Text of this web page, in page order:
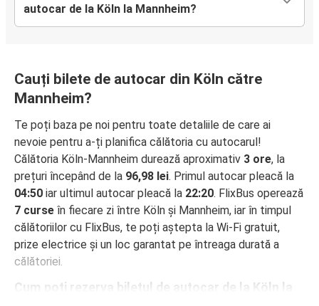
autocar de la Köln la Mannheim?
Cauți bilete de autocar din Köln către
Mannheim?
Te poți baza pe noi pentru toate detaliile de care ai
nevoie pentru a-ți planifica călătoria cu autocarul!
Călătoria Köln-Mannheim durează aproximativ 3 ore, la
prețuri începând de la 96,98 lei. Primul autocar pleacă la
04:50 iar ultimul autocar pleacă la 22:20. FlixBus operează
7 curse în fiecare zi între Köln și Mannheim, iar în timpul
călătoriilor cu FlixBus, te poți aștepta la Wi-Fi gratuit,
prize electrice și un loc garantat pe întreaga durată a
călătoriei.
Cum poți rezerva biletul de autocar de la Köln la